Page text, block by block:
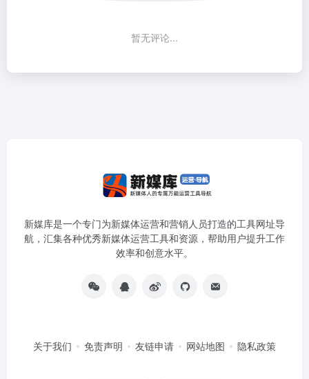
暂无评论...
新媒库是一个专门为新媒体运营和营销人员打造的工具网址导
航，汇集各种优秀新媒体运营工具和资源，帮助用户提升工作
效率和创意水平。
关于我们 免责声明 友链申请 网站地图 隐私政策